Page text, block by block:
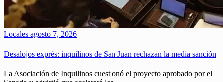
Locales agosto 7, 2026
Desalojos exprés: inquilinos de San Juan rechazan la media sanción
La Asociación de Inquilinos cuestionó el proyecto aprobado por el